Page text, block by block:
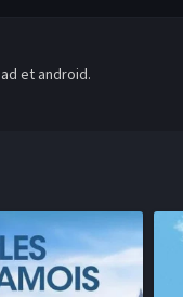
et android.